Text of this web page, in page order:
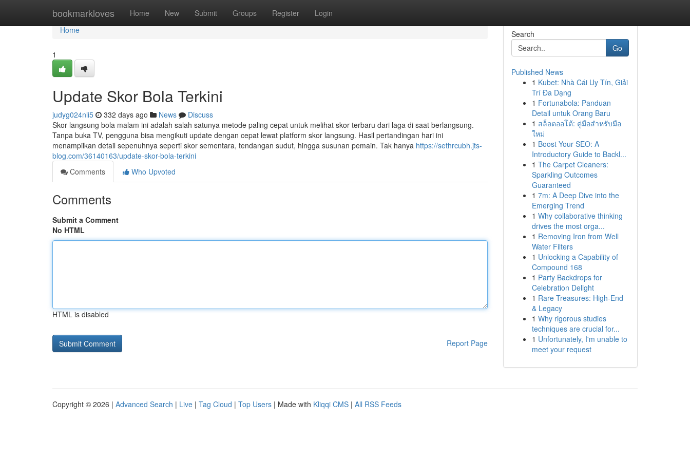
bookmarkloves Home New Submit Groups Register Login
Home
Home
1
Update Skor Bola Terkini
judyg024nli5 332 days ago News
Discuss
Skor langsung bola malam ini adalah salah satunya metode paling cepat untuk melihat skor terbaru dari laga di saat berlangsung.
Tanpa buka TV, pengguna bisa mengikuti update dengan cepat lewat platform skor langsung. Hasil pertandingan hari ini
menampilkan detail sepenuhnya seperti skor sementara, tendangan sudut, hingga susunan pemain. Tak hanya https://sethrcubh.jts-
blog.com/36140163/update-skor-bola-terkini
Comments
Who Upvoted
Comments
Submit a Comment
No HTML
HTML is disabled
Report Page
Search
Go
Published News
1 Kubet: Nhà Cái Uy Tín, Giải
Trí Đa Dạng
1 Fortunabola: Panduan
Detail untuk Orang Baru
1 สล็อตออโต้: คู่มือสำหรับมือ
ใหม่
1 Boost Your SEO: A
Introductory Guide to Backl...
1 The Carpet Cleaners:
Sparkling Outcomes
Guaranteed
1 7m: A Deep Dive into the
Emerging Trend
1 Why collaborative thinking
drives the most orga...
1 Removing Iron from Well
Water Filters
1 Unlocking a Capability of
Compound 168
1 Party Backdrops for
Celebration Delight
1 Rare Treasures: High-End
& Legacy
1 Why rigorous studies
techniques are crucial for...
1 Unfortunately, I'm unable to
meet your request
Copyright © 2026 | Advanced Search | Live | Tag Cloud | Top Users | Made with Kliqqi CMS | All RSS Feeds